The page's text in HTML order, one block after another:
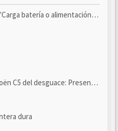
batería o alimentación eléctri...
desguace: Presentación y seguimiento
dura